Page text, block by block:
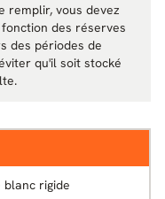
remplir, vous devez
des réserves
des périodes de
qu'il soit stocké
blanc rigide